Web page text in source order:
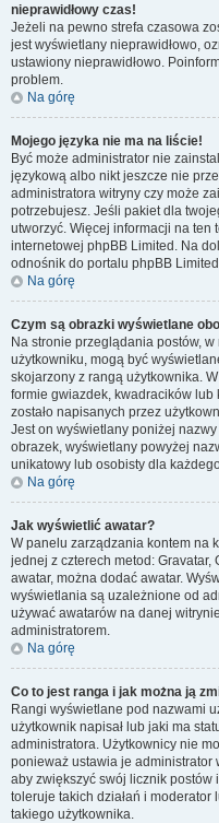
nieprawidłowy czas!
Jeżeli na pewno strefa czasowa
jest wyświetlany nieprawidłowo,
ustawiony nieprawidłowo.
problem.
Na górę
Mojego języka nie ma na liście!
Być może administrator nie
językową albo nikt jeszcze nie
administratora witryny czy może
potrzebujesz. Jeśli pakiet dla
utworzyć. Więcej informacji na ten
internetowej phpBB Limited. Na
odnośnik do portalu phpBB
Na górę
Czym są obrazki wyświetlane
Na stronie przeglądania postów,
użytkowniku, mogą być
skojarzony z rangą użytkownika.
formie gwiazdek, kwadracików
zostało napisanych przez
Jest on wyświetlany poniżej
obrazek, wyświetlany powyżej
unikatowy lub osobisty dla
Na górę
Jak wyświetlić awatar?
W panelu zarządzania kontem na
jednej z czterech metod:
awatar, można dodać awatar.
wyświetlania są uzależnione od
używać awatarów na danej
administratorem.
Na górę
Co to jest ranga i jak można ją
Rangi wyświetlane pod nazwami
użytkownik napisał lub jaki ma
administratora. Użytkownicy nie
ponieważ ustawia je administrator
aby zwiększyć swój licznik postów
toleruje takich działań i
takiego użytkownika.